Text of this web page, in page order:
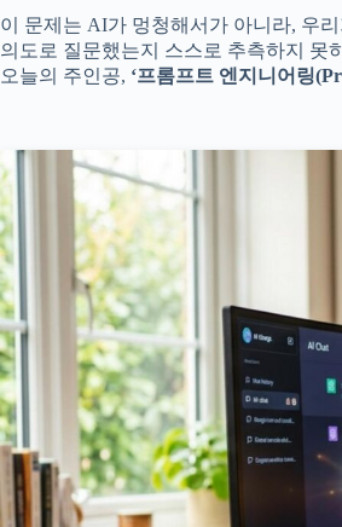
이 문제는 AI가 멍청해서가 아니라, 우
의도로 질문했는지 스스로 추측하지 못
오늘의 주인공, ‘프롬프트 엔지니어링